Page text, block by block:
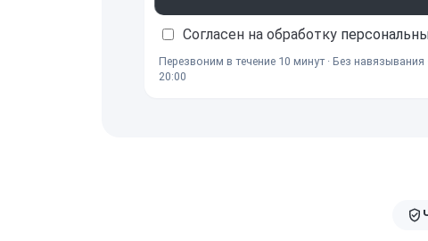
Согласен на обработку
Перезвоним в течение 10 минут · Без
20:00